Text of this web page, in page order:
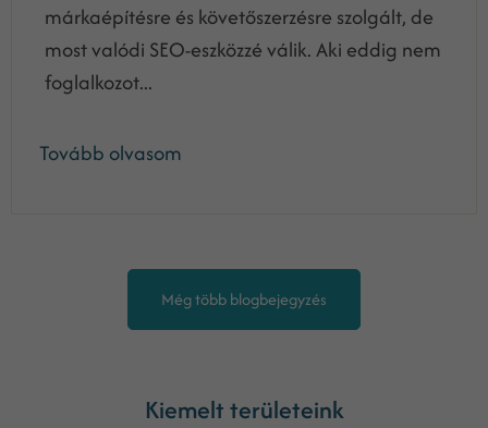
márkaépítésre és követőszerzésre szolgált, de
most valódi SEO-eszközzé válik. Aki eddig nem
foglalkozot...
Tovább olvasom
Még több blogbejegyzés
Kiemelt területeink